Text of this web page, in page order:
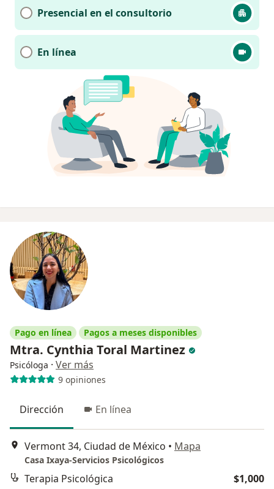
Presencial en el consultorio
En línea
Pago en línea Pagos a meses disponibles
Mtra. Cynthia Toral Martinez
Psicóloga · Ver más
9 opiniones
Dirección En línea
Vermont 34, Ciudad de México • Mapa
Casa Ixaya-Servicios Psicológicos
Terapia Psicológica
$1,000